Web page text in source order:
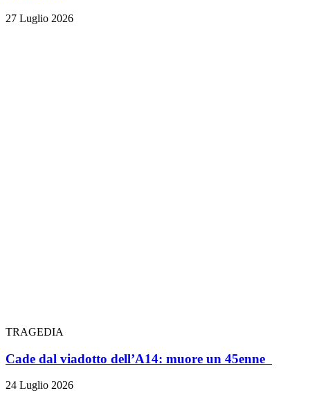
27 Luglio 2026
TRAGEDIA
Cade dal viadotto dell’A14: muore un 45enne
24 Luglio 2026